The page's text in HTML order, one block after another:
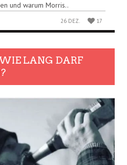
und warum Morris..
26 DEZ. 17
LANG DARF